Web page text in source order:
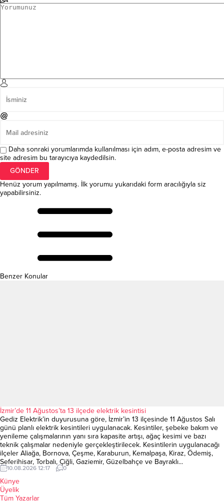
Daha sonraki yorumlarımda kullanılması için adım, e-posta adresim ve
site adresim bu tarayıcıya kaydedilsin.
Henüz yorum yapılmamış. İlk yorumu yukarıdaki form aracılığıyla siz
yapabilirsiniz.
Benzer Konular
İzmir’de 11 Ağustos’ta 13 ilçede elektrik kesintisi
Gediz Elektrik’in duyurusuna göre, İzmir’in 13 ilçesinde 11 Ağustos Salı
günü planlı elektrik kesintileri uygulanacak. Kesintiler, şebeke bakım ve
yenileme çalışmalarının yanı sıra kapasite artışı, ağaç kesimi ve bazı
teknik çalışmalar nedeniyle gerçekleştirilecek. Kesintilerin uygulanacağı
ilçeler Aliağa, Bornova, Çeşme, Karaburun, Kemalpaşa, Kiraz, Ödemiş,
Seferihisar, Torbalı, Çiğli, Gaziemir, Güzelbahçe ve Bayraklı...
10.08.2026 12:17 0
Künye
Üyelik
Tüm Yazarlar